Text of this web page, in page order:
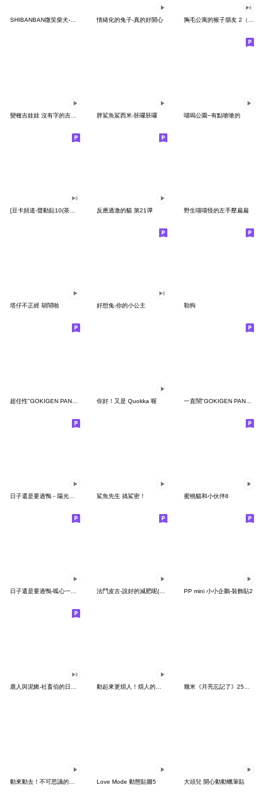
SHIBANBAN微笑柴犬-廢柴寶寶日常 情緒化的兔子-真的好開心 胸毛公寓的猴子朋友 2（有聲動態）
胖鯊魚鯊西米-胚囉胚囉 喵嗚公園−有點嗆嗆的
反應過激的貓 第21彈 野生喵喵怪的左手壓扁扁
塔仔不正經 胡鬧啪 好想兔-你的小公主 勒狗
你好！又是 Quokka 喔 一直鬧"GOKIGEN PANDA" 台灣版
鯊魚先生 搞鯊密！ 蜜桃貓和小伙伴8
日子還是要過鴨-呱心一下鴨 法鬥皮古-說好的減肥呢(第15彈) PP mini 小小企鵝-裝飾貼2
幾米《月亮忘記了》25周年 x 晴天P莉
Love Mode 動態貼圖5 大頭兒 開心動動蠟筆貼